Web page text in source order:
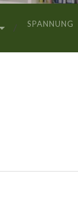
SPANNUNG